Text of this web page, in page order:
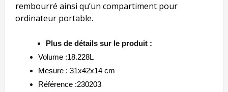
rembourré ainsi qu’un compartiment pour
ordinateur portable.
Plus de détails sur le produit :
Volume :18.228L
Mesure : 31x42x14 cm
Référence :230203